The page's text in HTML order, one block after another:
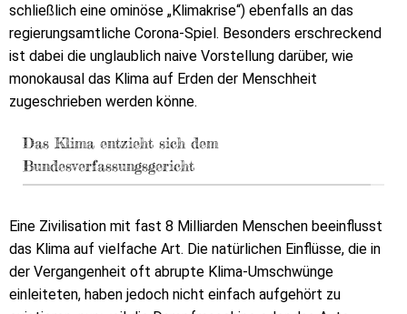
schließlich eine ominöse „Klimakrise“) ebenfalls an das
regierungsamtliche Corona-Spiel. Besonders erschreckend
ist dabei die unglaublich naive Vorstellung darüber, wie
monokausal das Klima auf Erden der Menschheit
zugeschrieben werden könne.
Das Klima entzieht sich dem
Bundesverfassungsgericht
Eine Zivilisation mit fast 8 Milliarden Menschen beeinflusst
das Klima auf vielfache Art. Die natürlichen Einflüsse, die in
der Vergangenheit oft abrupte Klima-Umschwünge
einleiteten, haben jedoch nicht einfach aufgehört zu